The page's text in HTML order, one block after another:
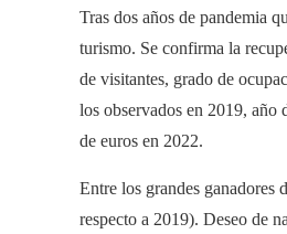
Tras dos años de pandemia
turismo. Se confirma la
de visitantes, grado de
los observados en 2019, año
de euros en 2022.
Entre los grandes ganadores
respecto a 2019). Deseo de